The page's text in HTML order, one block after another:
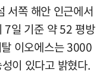
서쪽 해안 인근에서
7일 기준 약 52 평방
이오에스는 3000
이 있다고 밝혔다.